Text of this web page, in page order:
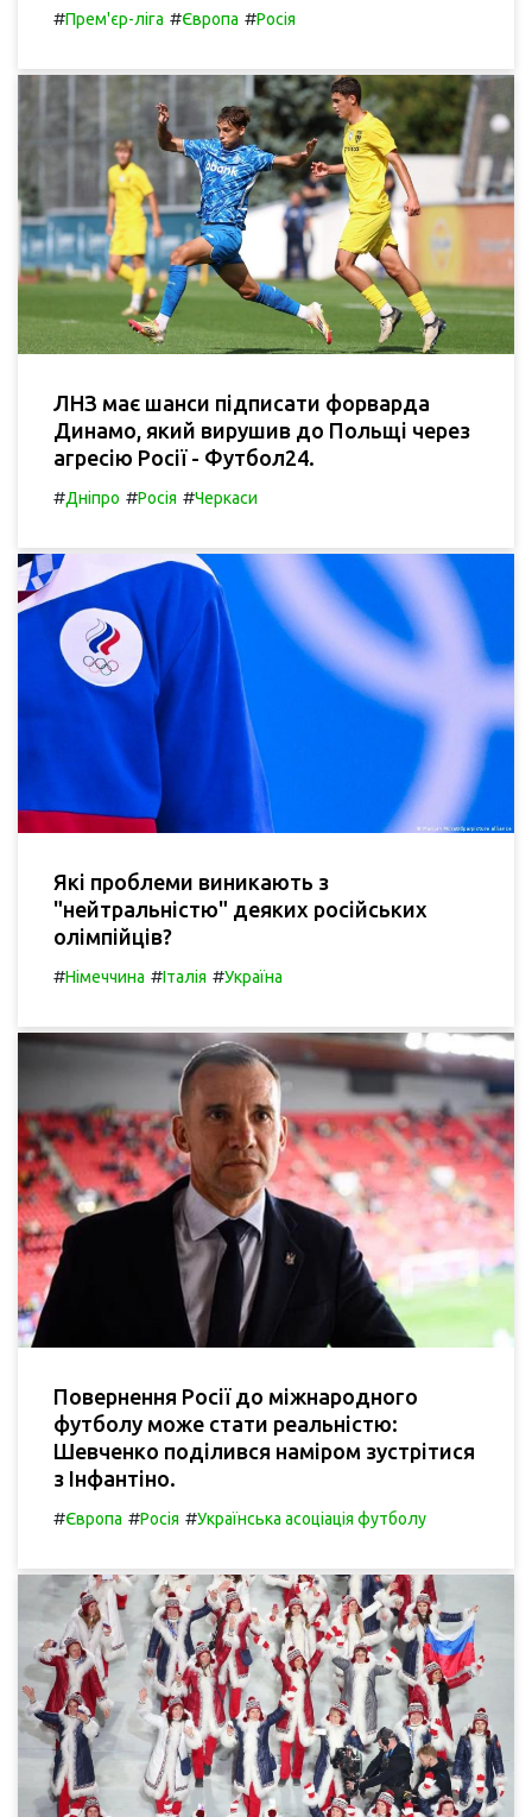
#Прем'єр-ліга #Європа #Росія
ЛНЗ має шанси підписати форварда
Динамо, який вирушив до Польщі через
агресію Росії - Футбол24.
#Дніпро #Росія #Черкаси
Які проблеми виникають з
"нейтральністю" деяких російських
олімпійців?
#Німеччина #Італія #Україна
Повернення Росії до міжнародного
футболу може стати реальністю:
Шевченко поділився наміром зустрітися
з Інфантіно.
#Європа #Росія #Українська асоціація футболу